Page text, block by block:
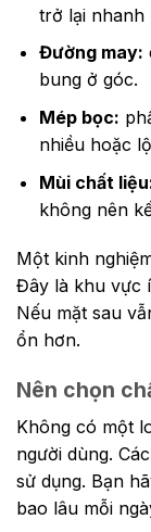
trở lại nhanh
Đường may:
bung ở góc.
Mép bọc:
nhiều hoặc
Mùi chất
không nên
Một kinh
Đây là khu vực
Nếu mặt sau
ổn hơn.
Nên chọn
Không có một
người dùng.
sử dụng. Bạn
bao lâu mỗi